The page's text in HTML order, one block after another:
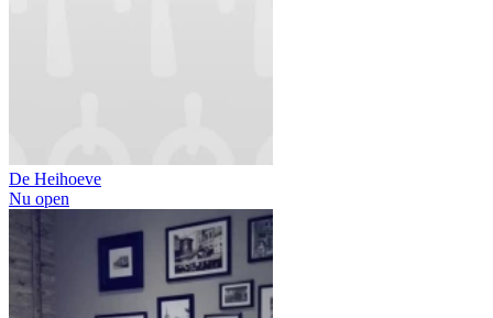
De Heihoeve
Nu open